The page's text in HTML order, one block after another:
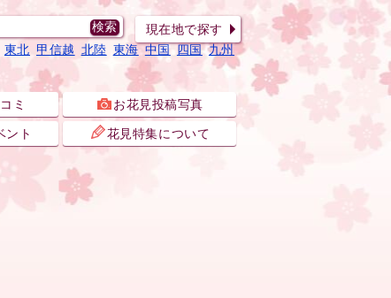
現在地で探す
東北 甲信越 北陸 東海 中国 四国 九州
ミ お花見投稿写真
ント 花見特集について